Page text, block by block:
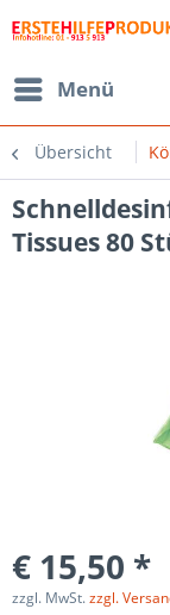
Menü
Übersicht
Tissues 80
€ 15,50 *
zzgl. MwSt.zzgl.